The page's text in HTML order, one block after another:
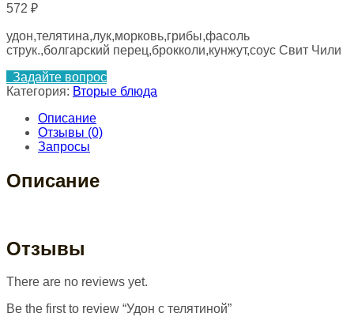
572 ₽
удон,телятина,лук,морковь,грибы,фасоль
струк.,болгарский перец,брокколи,кунжут,соус Свит Чили
Задайте вопрос
Категория: Вторые блюда
Описание
Отзывы (0)
Запросы
Описание
Отзывы
There are no reviews yet.
Be the first to review “Удон с телятиной”